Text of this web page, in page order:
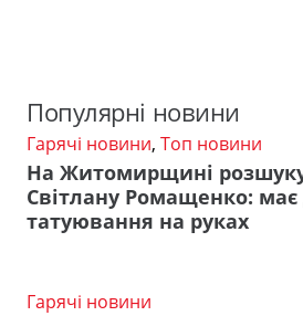
Популярні новини
Гарячі новини, Топ новини
На Житомирщині
Світлану Ромащенко: має
татуювання на руках
Гарячі новини